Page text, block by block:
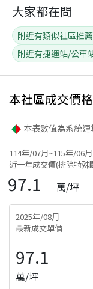
大家都在問
附近有類似社區推
附近有捷運站/公車
本社區成交價格
本表數值為系統
114年/07月~115年/06月
近一年成交價(排除特殊
97.1 萬/坪
2025年/08月
最新成交單價
97.1
萬/坪